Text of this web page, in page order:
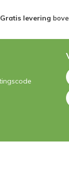
Gratis levering